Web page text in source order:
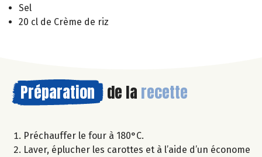
Sel
20 cl de Crème de riz
Préparation de la recette
Préchauffer le four à 180°C.
Laver, éplucher les carottes et à l’aide d’un économe